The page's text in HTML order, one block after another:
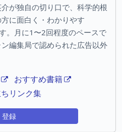
が独自の切り口で、科学的根
に面白く・わかりやす
。月に1〜2回程度のペースで
編集局で認められた広告以外
おすすめ書籍
リンク集
登録